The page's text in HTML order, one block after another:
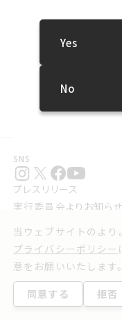
当ウェブサイトのより
プライバシーポリシー
意をお願いいたします。
同意する 拒否
Yes
No
・トークイベント（
お知らせSIAFふむふ
SNS
プレスリリース
実行委員会よりお知らせ
プライバシーポリシー
©2025 Sapporo